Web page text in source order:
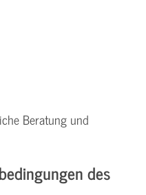
Beratung und
des